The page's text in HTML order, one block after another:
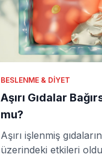
BESLENME & DIYET
Aşırı Gıdalar
mu?
Aşırı işlenmiş
üzerindeki etkileri